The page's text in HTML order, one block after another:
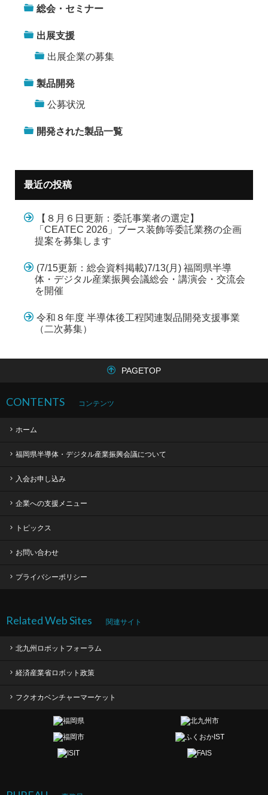
総会・セミナー
出展支援
出展企業の募集
製品開発
公募状況
開発された製品一覧
最近の投稿
【８月６日更新：委託事業者の選定】
「CEATEC 2026」ブース装飾等委託業務の企画
提案を募集します
(7/15更新：総会資料掲載)7/13(月) 福岡県半導
体・デジタル産業振興会議総会・講演会・交流会
を開催
令和８年度 半導体後工程関連製品開発支援事業
（二次募集）
PAGETOP
CONTENTS コンテンツ
ホーム
福岡県半導体・デジタル産業振興会議について
入会お申し込み
企業への支援メニュー
トピックス
お問い合わせ
プライバシーポリシー
Related Web Sites 関連サイト
北九州ロボットフォーラム
経済産業省ロボット政策
フクオカベンチャーマーケット